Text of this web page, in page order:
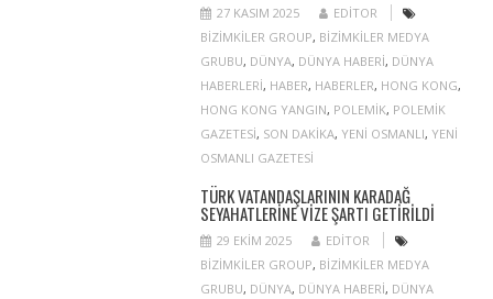
27 KASIM 2025
EDITOR
BIZIMKILER GROUP, BIZIMKILER MEDYA
GRUBU, DÜNYA, DÜNYA HABERI, DÜNYA
HABERLERI, HABER, HABERLER, HONG KONG,
HONG KONG YANGIN, POLEMIK, POLEMIK
GAZETESI, SON DAKIKA, YENI OSMANLI, YENI
OSMANLI GAZETESI
TÜRK VATANDAŞLARININ KARADAĞ
SEYAHATLERINE VIZE ŞARTI GETIRILDI
29 EKIM 2025
EDITOR
BIZIMKILER GROUP, BIZIMKILER MEDYA
GRUBU, DÜNYA, DÜNYA HABERI, DÜNYA